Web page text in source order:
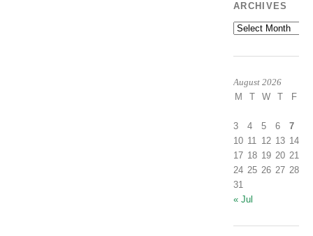
ARCHIVES
Archives
August 2026
M T W T F
3
4 5 6 7
10 11 12 13 14
17 18 19 20 21
24 25 26 27 28
31
« Jul